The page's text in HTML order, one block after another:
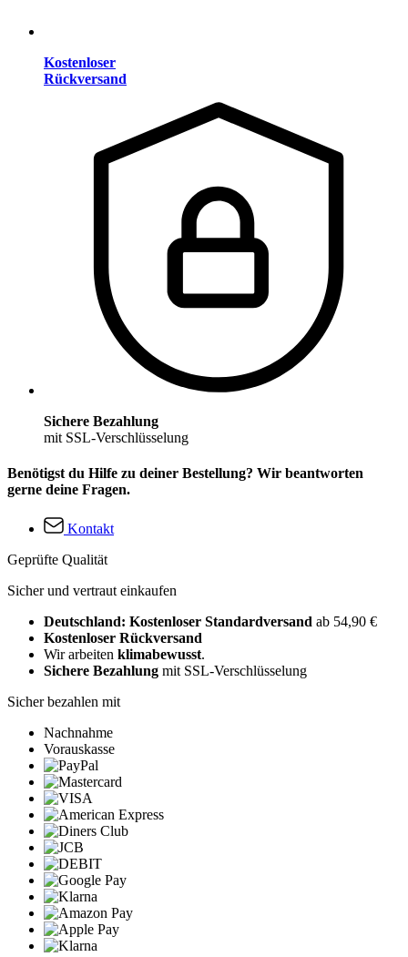
Kostenloser
Rückversand
Sichere Bezahlung
mit SSL-Verschlüsselung
Benötigst du Hilfe zu deiner Bestellung? Wir beantworten
gerne deine Fragen.
Kontakt
Geprüfte Qualität
Sicher und vertraut einkaufen
Deutschland: Kostenloser Standardversand ab 54,90 €
Kostenloser Rückversand
Wir arbeiten klimabewusst.
Sichere Bezahlung mit SSL-Verschlüsselung
Sicher bezahlen mit
Nachnahme
Vorauskasse